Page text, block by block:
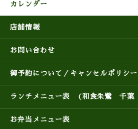
カレンダー
店舗情報
お問い合わせ
御予約について／キャンセルポリシー
ランチメニュー表 (和食朱鷺 千葉
お弁当メニュー表